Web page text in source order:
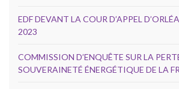
EDF DEVANT LA COUR D’APPEL
2023
COMMISSION D’ENQUÊTE SUR LA
SOUVERAINETÉ ÉNERGÉTIQUE DE LA